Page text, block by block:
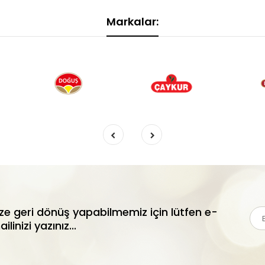
Markalar:
geri dönüş yapabilmemiz için lütfen e-
yazınız...